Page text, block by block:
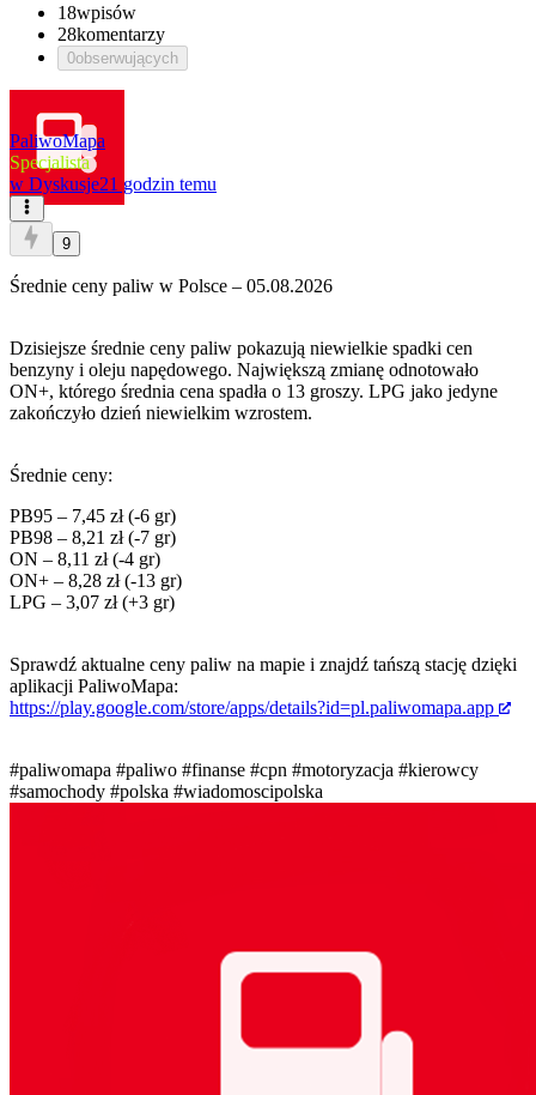
18wpisów
28komentarzy
0obserwujących
PaliwoMapa
Specjalista
w Dyskusje21 godzin temu
9
Średnie ceny paliw w Polsce – 05.08.2026
Dzisiejsze średnie ceny paliw pokazują niewielkie spadki cen
benzyny i oleju napędowego. Największą zmianę odnotowało
ON+, którego średnia cena spadła o 13 groszy. LPG jako jedyne
zakończyło dzień niewielkim wzrostem.
Średnie ceny:
PB95 – 7,45 zł (-6 gr)
PB98 – 8,21 zł (-7 gr)
ON – 8,11 zł (-4 gr)
ON+ – 8,28 zł (-13 gr)
LPG – 3,07 zł (+3 gr)
Sprawdź aktualne ceny paliw na mapie i znajdź tańszą stację dzięki
aplikacji PaliwoMapa:
https://play.google.com/store/apps/details?id=pl.paliwomapa.app
#paliwomapa #paliwo #finanse #cpn #motoryzacja #kierowcy
#samochody #polska #wiadomoscipolska